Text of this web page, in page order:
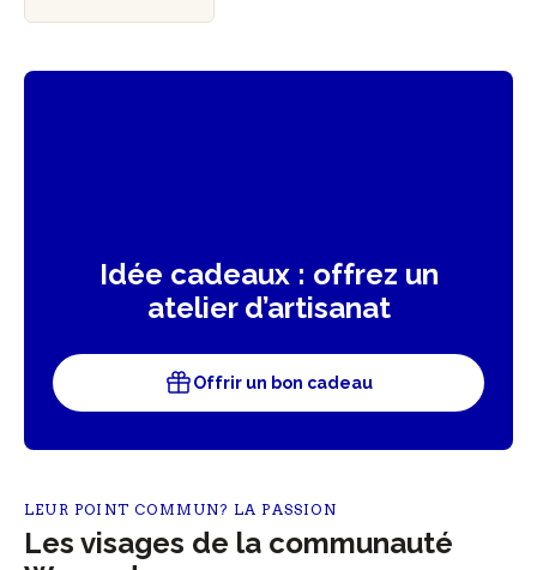
Idée cadeaux : offrez un
atelier d’artisanat
Offrir un bon cadeau
LEUR POINT COMMUN? LA PASSION
Les visages de la communauté